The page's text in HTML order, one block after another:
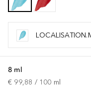
8 ml
€ 99,88 / 100 ml